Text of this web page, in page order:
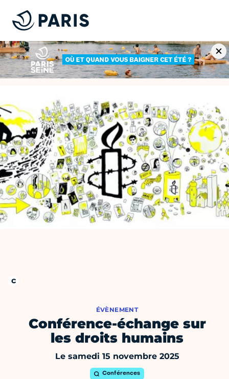
ÉVÈNEMENT
Conférence-échange sur
les droits humains
Le samedi 15 novembre 2025
Conférences